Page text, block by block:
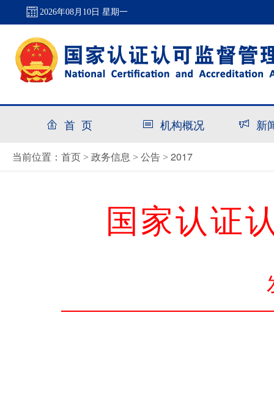
2026年08月10日 星期一
首 页 机构概况 新
当前位置： 首页 > 政务信息 > 公告 > 2017
国家认证